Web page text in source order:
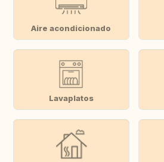
Aire acondicionado
Lavaplatos